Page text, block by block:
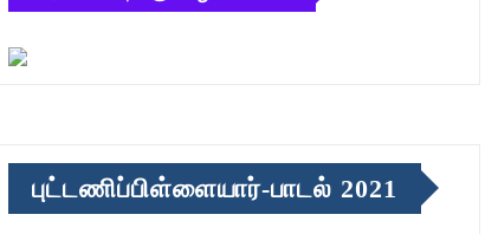
புட்டணிப்பிள்ளையார்-பாடல் 2021